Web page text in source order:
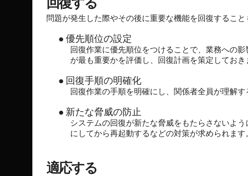
回復する
問題が発生した際やその後に重要な機能を回復するこ
● 優先順位の設定
回復作業に優先順位をつけることで、業務への
が最も重要かを評価し、回復計画を策定しておき
● 回復手順の明確化
回復作業の手順を明確にし、関係者全員が理解
● 新たな脅威の防止
システムの回復が新たな脅威をもたらさないよ
にしてから再起動するなどの対策が求められます
適応する